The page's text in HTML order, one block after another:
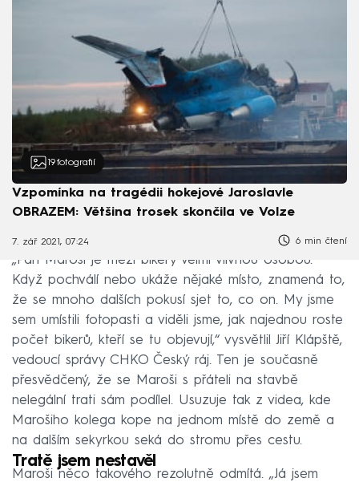
19 fotografií
Vzpomínka na tragédii hokejové Jaroslavle
OBRAZEM: Většina trosek skončila ve Volze
7. zář 2021, 07:24 6 min čtení
„Pan Maroši je mezi bikery velmi vlivnou osobou.
Když pochválí nebo ukáže nějaké místo, znamená to,
že se mnoho dalších pokusí sjet to, co on. My jsme
sem umístili fotopasti a viděli jsme, jak najednou roste
počet bikerů, kteří se tu objevují,“ vysvětlil Jiří Klápště,
vedoucí správy CHKO Český ráj. Ten je současně
přesvědčený, že se Maroši s přáteli na stavbě
nelegální trati sám podílel. Usuzuje tak z videa, kde
Marošiho kolega kope na jednom místě do země a
na dalším sekyrkou seká do stromu přes cestu.
Tratě jsem nestavěl
Maroši něco takového rezolutně odmítá. „Já jsem